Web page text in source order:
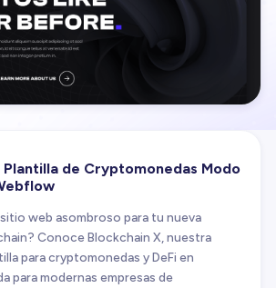
Plantilla de Cryptomonedas Modo
sitio web asombroso para tu nueva
Conoce Blockchain X, nuestra
para cryptomonedas y DeFi en
para modernas empresas de